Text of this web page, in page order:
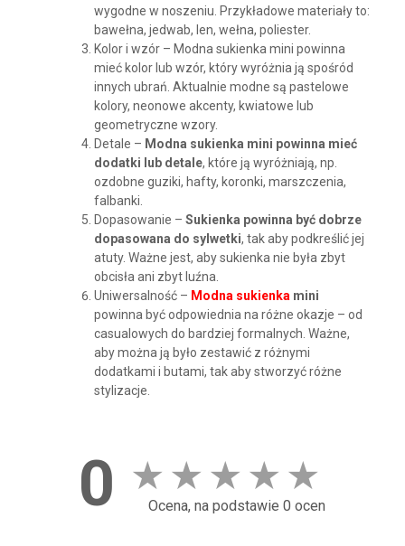
wygodne w noszeniu. Przykładowe materiały to:
bawełna, jedwab, len, wełna, poliester.
Kolor i wzór – Modna sukienka mini powinna
mieć kolor lub wzór, który wyróżnia ją spośród
innych ubrań. Aktualnie modne są pastelowe
kolory, neonowe akcenty, kwiatowe lub
geometryczne wzory.
Detale – Modna sukienka mini powinna mieć
dodatki lub detale, które ją wyróżniają, np.
ozdobne guziki, hafty, koronki, marszczenia,
falbanki.
Dopasowanie – Sukienka powinna być dobrze
dopasowana do sylwetki, tak aby podkreślić jej
atuty. Ważne jest, aby sukienka nie była zbyt
obcisła ani zbyt luźna.
Uniwersalność – Modna sukienka mini
powinna być odpowiednia na różne okazje – od
casualowych do bardziej formalnych. Ważne,
aby można ją było zestawić z różnymi
dodatkami i butami, tak aby stworzyć różne
stylizacje.
0 ★ ★ ★ ★ ★
Ocena, na podstawie 0 ocen